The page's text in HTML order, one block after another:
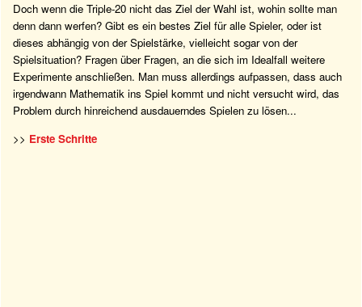
Doch wenn die Triple-20 nicht das Ziel der Wahl ist, wohin sollte man
denn dann werfen? Gibt es ein bestes Ziel für alle Spieler, oder ist
dieses abhängig von der Spielstärke, vielleicht sogar von der
Spielsituation? Fragen über Fragen, an die sich im Idealfall weitere
Experimente anschließen. Man muss allerdings aufpassen, dass auch
irgendwann Mathematik ins Spiel kommt und nicht versucht wird, das
Problem durch hinreichend ausdauerndes Spielen zu lösen...
>> Erste Schritte